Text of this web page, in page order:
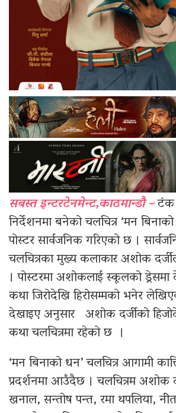
सबस्त इन्टरटेनमेन्ट,काठमान्डौ –टंक
निर्देशनमा बनेको चलचित्र ‘मन
पोस्टर सार्वजनिक गरिएको छ ।
चलचित्रका मुख्य कलाकार अशोक
। पोस्टरमा अशोकलाई स्कूलको
कथा जिरोदेखि हिरोसम्मको भनेर
देखाइए अनुसार अशोक दर्जीको
कथा चलचित्रमा रहेको छ ।
‘मन बिनाको धन’ चलचित्र आगामी
प्रदर्शनमा आउँदैछ । चलचित्रम अशोक
खनाल, सन्तोष पन्त, रमा थपलिया,